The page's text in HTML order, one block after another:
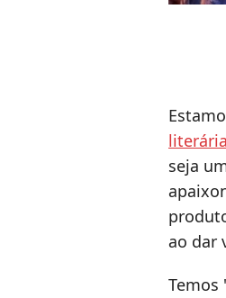
seja
ao dar
Temos